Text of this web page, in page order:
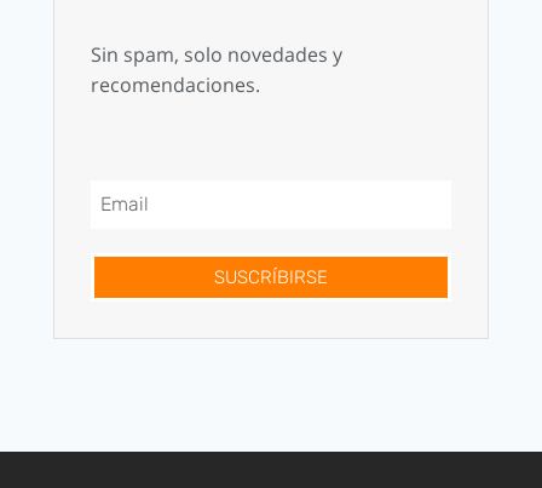
Sin spam, solo novedades y
recomendaciones.
SUSCRÍBIRSE